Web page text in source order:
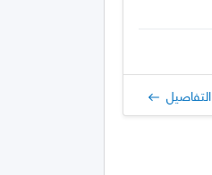
التفاصيل